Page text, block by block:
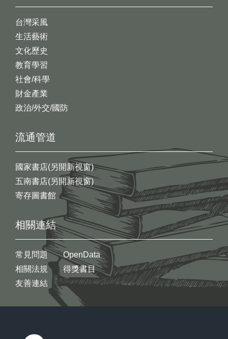
台灣采風
生活藝術
文化歷史
教育學習
社會/科學
財金產業
政治/外交/國防
流通管道
國家書店(另開新視窗)
五南書店(另開新視窗)
寄存圖書館
相關連結
常見問題
相關法規
友善連結
OpenData
得獎書目